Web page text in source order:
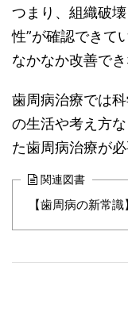
つまり、組織破
性”が確認できて
なかなか改善で
歯周病治療では
の生活や考え方
た歯周病治療が
関連図書
【歯周病の新常